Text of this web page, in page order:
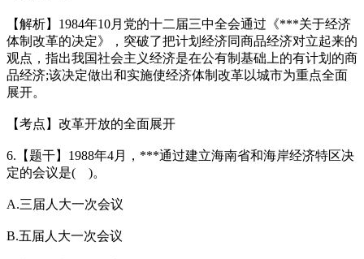
【解析】1984年10月党的十二届三中全会通过《***关于经济
体制改革的决定》，突破了把计划经济同商品经济对立起来的
观点，指出我国社会主义经济是在公有制基础上的有计划的商
品经济;该决定做出和实施使经济体制改革以城市为重点全面
展开。
【考点】改革开放的全面展开
6.【题干】1988年4月，***通过建立海南省和海岸经济特区决
定的会议是( )。
A.三届人大一次会议
B.五届人大一次会议